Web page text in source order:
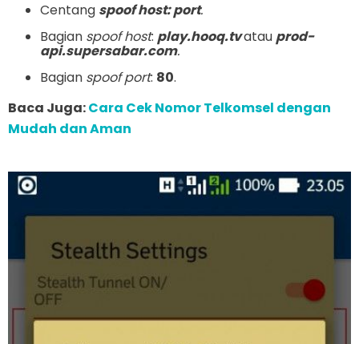
Centang spoof host: port.
Bagian spoof host: play.hooq.tvatauprod-
api.supersabar.com.
Bagian spoof port: 80.
Baca Juga:Cara Cek Nomor Telkomsel dengan
Mudah dan Aman